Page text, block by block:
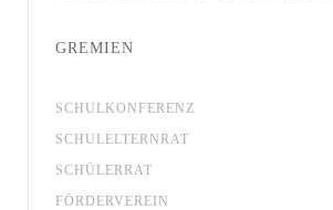
GREMIEN
SCHULKONFERENZ
SCHULELTERNRAT
SCHÜLERRAT
FÖRDERVEREIN